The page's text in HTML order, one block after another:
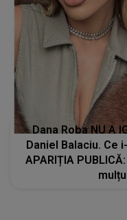
Dana Roba NU A
Daniel Balaciu. Ce
APARIȚIA